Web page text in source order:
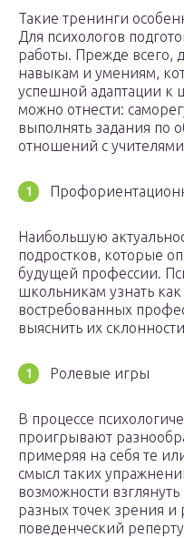
Такие тренинги
Для психологов
работы. Прежде всего,
навыкам и умениям,
успешной адаптации к
можно отнести:
выполнять задания по
отношений с
Наибольшую
подростков, которые
будущей профессии.
школьникам узнать
востребованных
выяснить их
Ролевые игры
В процессе
проигрывают
примеряя на себя те
смысл таких
возможности
разных точек зрения и
поведенческий